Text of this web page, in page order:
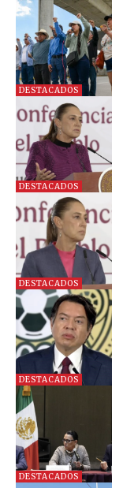
DESTACADOS
DESTACADOS
DESTACADOS
DESTACADOS
DESTACADOS